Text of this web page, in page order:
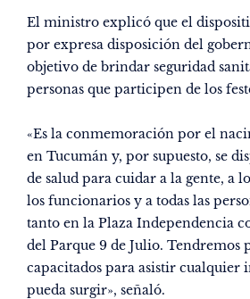
El ministro explicó que el
por expresa disposición del
objetivo de brindar seguridad
personas que participen de los
«Es la conmemoración por el
en Tucumán y, por supuesto, se
de salud para cuidar a la gente, a
los funcionarios y a todas las
tanto en la Plaza Independencia
del Parque 9 de Julio. Tendremos
capacitados para asistir cualquier
pueda surgir», señaló.